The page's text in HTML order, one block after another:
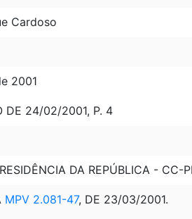
Cardoso
2001
DE 24/02/2001, P. 4
DA REPÚBLICA - CC-
MPV 2.081-47, DE 23/03/2001.